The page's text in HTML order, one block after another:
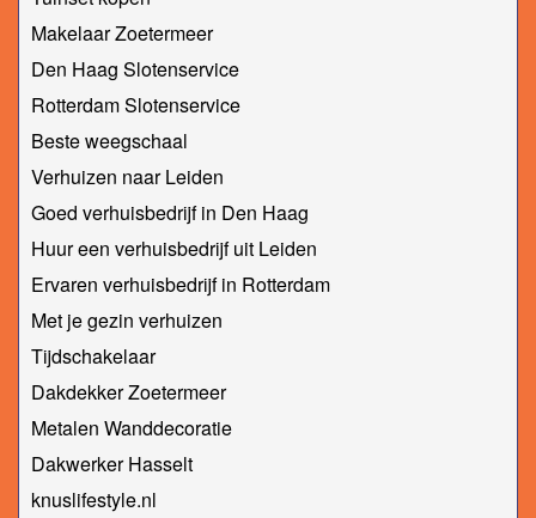
Makelaar Zoetermeer
Den Haag Slotenservice
Rotterdam Slotenservice
Beste weegschaal
Verhuizen naar Leiden
Goed verhuisbedrijf in Den Haag
Huur een verhuisbedrijf uit Leiden
Ervaren verhuisbedrijf in Rotterdam
Met je gezin verhuizen
Tijdschakelaar
Dakdekker Zoetermeer
Metalen Wanddecoratie
Dakwerker Hasselt
knuslifestyle.nl